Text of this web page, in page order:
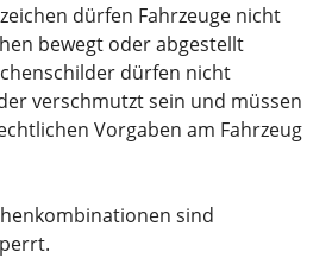
dürfen Fahrzeuge nicht
bewegt oder abgestellt
dürfen nicht
verschmutzt sein und müssen
Vorgaben am Fahrzeug
sind